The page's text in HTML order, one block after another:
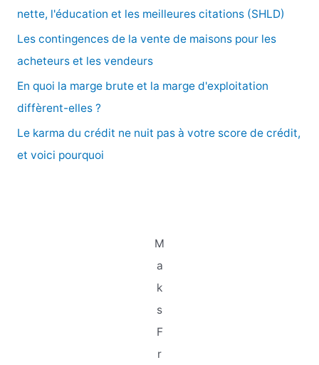
nette, l'éducation et les meilleures citations (SHLD)
Les contingences de la vente de maisons pour les
acheteurs et les vendeurs
En quoi la marge brute et la marge d'exploitation
diffèrent-elles ?
Le karma du crédit ne nuit pas à votre score de crédit,
et voici pourquoi
M
a
k
s
F
r